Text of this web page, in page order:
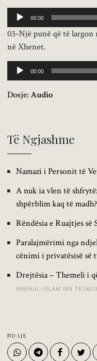
Audio
Player
00:00
03-Një punë që të
në Xhenet.
Audio
Player
00:00
Dosje:Audio
Të Ngjashme
Namazi i Personit të
A nuk ia vlen të
shpërblim kaq të madh?
Rëndësia e Ruajtjes së
Paralajmërimi nga
cënimi i privatësisë së
Drejtësia – Themeli i
SHEHUL-ISLAM IBN
NDAJE